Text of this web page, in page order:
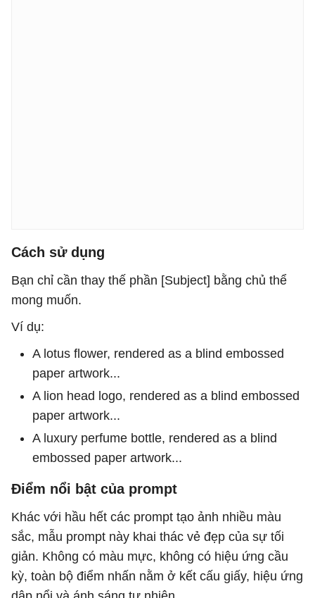
Cách sử dụng
Bạn chỉ cần thay thế phần [Subject] bằng chủ thể
mong muốn.
Ví dụ:
A lotus flower, rendered as a blind embossed
paper artwork...
A lion head logo, rendered as a blind embossed
paper artwork...
A luxury perfume bottle, rendered as a blind
embossed paper artwork...
Điểm nổi bật của prompt
Khác với hầu hết các prompt tạo ảnh nhiều màu
sắc, mẫu prompt này khai thác vẻ đẹp của sự tối
giản. Không có màu mực, không có hiệu ứng cầu
kỳ, toàn bộ điểm nhấn nằm ở kết cấu giấy, hiệu ứng